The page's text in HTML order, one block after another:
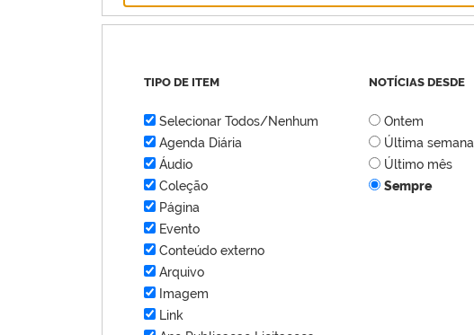
TIPO DE ITEM
Selecionar Todos/Nenhum
Agenda Diária
Áudio
Coleção
Página
Evento
Conteúdo externo
Arquivo
Imagem
Link
NOTÍCIAS DESDE
Ontem
Última semana
Último mês
Sempre